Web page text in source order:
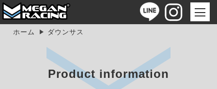
ホーム ダウンサス
Product information